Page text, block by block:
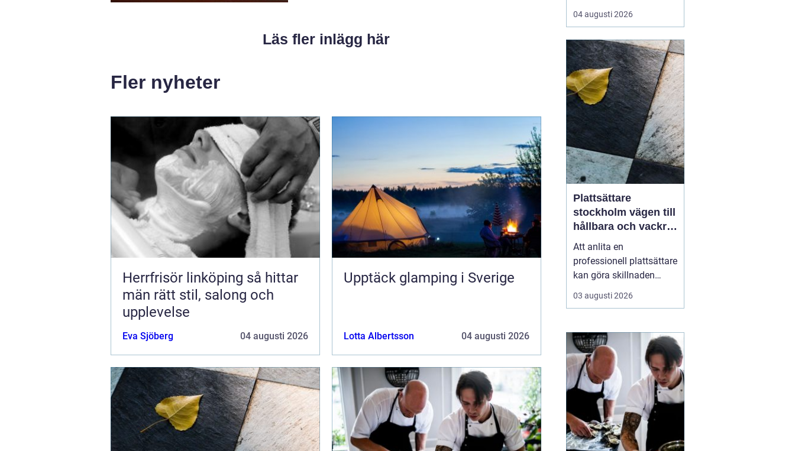
Läs fler inlägg här
Fler nyheter
Herrfrisör linköping så hittar
män rätt stil, salong och
upplevelse
Eva Sjöberg 04 augusti 2026
Upptäck glamping i Sverige
Lotta Albertsson 04 augusti 2026
bekvämlighet, har
glamping Sverige blivit
Kombinationen av
glamour och camping
erbjuder resenärer lyxiga
tält mitt i nature...
04 augusti 2026
Plattsättare
stockholm vägen till
hållbara och vackra
ytor hemma
Att anlita en
professionell plattsättare
kan göra skillnaden
mellan ett rum som bara
fungerar och ett rum
tid både praktiskt och
visuellt. När någon söker
efterP...
03 augusti 2026